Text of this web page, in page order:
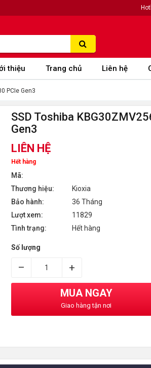
thiệu Trang chủ Liên hệ
PCIe Gen3
SSD Toshiba
Gen3
LIÊN HỆ
Hết hàng
Mã:
Thương hiệu:
Kioxia
Bảo hành:
36 Tháng
Lượt xem:
11829
Tình trạng:
Hết hàng
Số lượng
– +
MUA NGAY
Giao hàng tận nơi